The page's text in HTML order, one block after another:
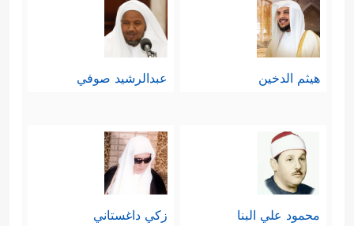
هيثم الدخين عبدالرشيد صوفي
محمود علي البنا زكي داغستاني